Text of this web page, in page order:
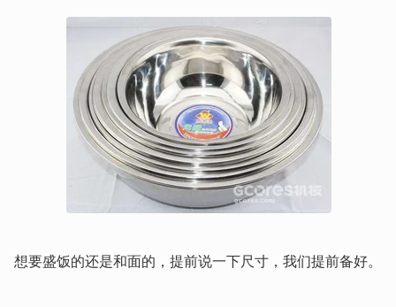
想要盛饭的还是和面的，提前说一下尺寸，我们提前备好。